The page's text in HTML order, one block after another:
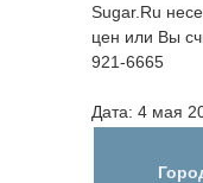
Sugar.Ru
цен или Вы
921-6665
Дата: 4 мая